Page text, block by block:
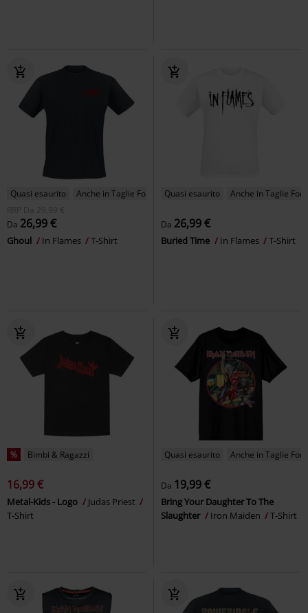
Quasi esaurito
Anche in Taglie Forti
RRP
Da 29,99 €
Da 26,99 €
Ghoul In Flames T-Shirt
Quasi esaurito Anche in Taglie Forti
Da 26,99 €
Buried Time In Flames T-Shirt
% Bimbi & Ragazzi
16,99 €
Metal-Kids - Logo
Judas Priest
T-Shirt
Quasi esaurito Anche in Taglie Forti
Da 19,99 €
Bring Your Daughter To The
Slaughter
Iron Maiden T-Shirt